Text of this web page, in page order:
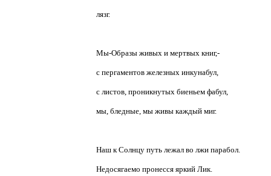
лязг.
Мы-Образы живых и мертвых книг,-
с пергаментов железных инкунабул,
с листов, проникнутых биеньем фабул,
мы, бледные, мы живы каждый миг.
Наш к Солнцу путь лежал во лжи парабол.
Недосягаемо пронесся яркий Лик.